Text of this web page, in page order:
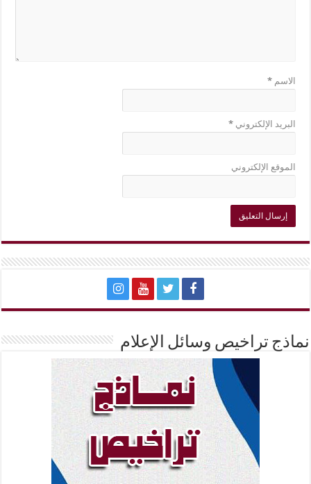
الاسم*
البريد الإلكتروني*
الموقع الإلكتروني
نماذج تراخيص وسائل الإعلام